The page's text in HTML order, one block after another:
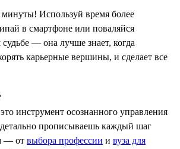
Используй время более
в смартфоне или поваляйся
— она лучше знает, когда
карьерные вершины, и сделает все
инструмент осознанного управления
прописываешь каждый шаг
— от выбора профессии и вуза для